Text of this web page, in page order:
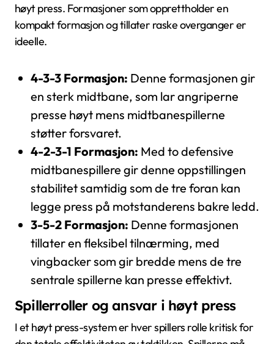
høyt press. Formasjoner som opprettholder en
kompakt formasjon og tillater raske overganger er
ideelle.
4-3-3 Formasjon: Denne formasjonen gir
en sterk midtbane, som lar angriperne
presse høyt mens midtbanespillerne
støtter forsvaret.
4-2-3-1 Formasjon: Med to defensive
midtbanespillere gir denne oppstillingen
stabilitet samtidig som de tre foran kan
legge press på motstanderens bakre ledd.
3-5-2 Formasjon: Denne formasjonen
tillater en fleksibel tilnærming, med
vingbacker som gir bredde mens de tre
sentrale spillerne kan presse effektivt.
Spillerroller og ansvar i høyt press
I et høyt press-system er hver spillers rolle kritisk for